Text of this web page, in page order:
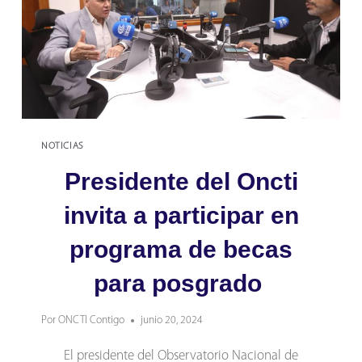
NOTICIAS
Presidente del Oncti
invita a participar en
programa de becas
para posgrado
Por ONCTI Contigo junio 20, 2024
El presidente del Observatorio Nacional de